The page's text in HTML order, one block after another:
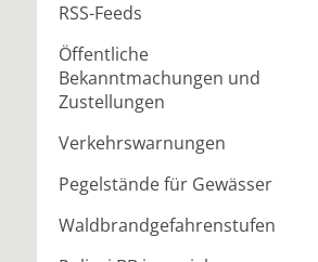
RSS-Feeds
Öffentliche
Bekanntmachungen und
Zustellungen
Verkehrswarnungen
Pegelstände für Gewässer
Waldbrandgefahrenstufen